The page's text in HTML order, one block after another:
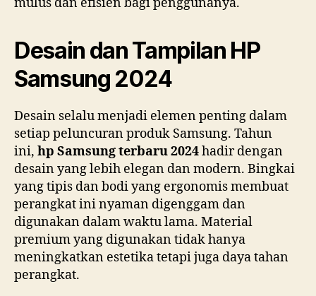
Desain dan Tampilan HP
Samsung 2024
Desain selalu menjadi elemen penting dalam
setiap peluncuran produk Samsung. Tahun
ini, hp Samsung terbaru 2024hadir dengan
desain yang lebih elegan dan modern. Bingkai
yang tipis dan bodi yang ergonomis membuat
perangkat ini nyaman digenggam dan
digunakan dalam waktu lama. Material
premium yang digunakan tidak hanya
meningkatkan estetika tetapi juga daya tahan
perangkat.